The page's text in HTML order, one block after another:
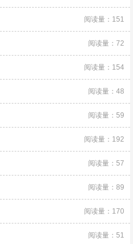
阅读量：151
阅读量：72
阅读量：154
阅读量：48
阅读量：59
阅读量：192
阅读量：57
阅读量：89
阅读量：170
阅读量：51